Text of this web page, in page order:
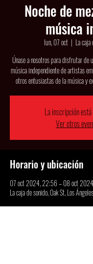
Noche de
música
lun, 07 oct
  |
La
Únase a nosotros para disfrutar de
música independiente de artistas
otros entusiastas de la música y
La inscripción
Ver otros
Horario y ubicación
07 oct 2024, 22:56 – 08 oct
La caja de sonido, Oak St, Los